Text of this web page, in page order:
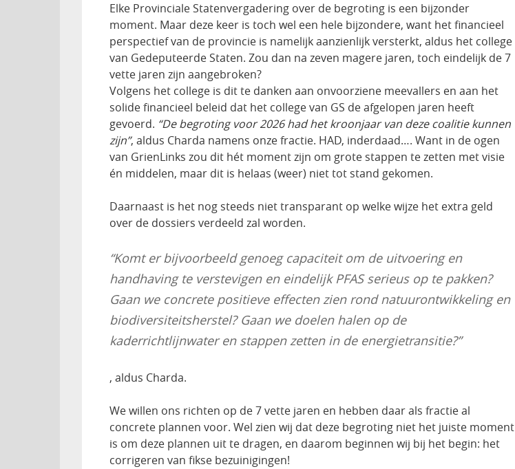
Elke Provinciale Statenvergadering over de begroting is een bijzonder
moment. Maar deze keer is toch wel een hele bijzondere, want het financieel
perspectief van de provincie is namelijk aanzienlijk versterkt, aldus het college
van Gedeputeerde Staten. Zou dan na zeven magere jaren, toch eindelijk de 7
vette jaren zijn aangebroken?
Volgens het college is dit te danken aan onvoorziene meevallers en aan het
solide financieel beleid dat het college van GS de afgelopen jaren heeft
gevoerd. “De begroting voor 2026 had het kroonjaar van deze coalitie kunnen
zijn”, aldus Charda namens onze fractie. HAD, inderdaad…. Want in de ogen
van GrienLinks zou dit hét moment zijn om grote stappen te zetten met visie
én middelen, maar dit is helaas (weer) niet tot stand gekomen.
Daarnaast is het nog steeds niet transparant op welke wijze het extra geld
over de dossiers verdeeld zal worden.
“Komt er bijvoorbeeld genoeg capaciteit om de uitvoering en
handhaving te verstevigen en eindelijk PFAS serieus op te pakken?
Gaan we concrete positieve effecten zien rond natuurontwikkeling en
biodiversiteitsherstel? Gaan we doelen halen op de
kaderrichtlijnwater en stappen zetten in de energietransitie?”
, aldus Charda.
We willen ons richten op de 7 vette jaren en hebben daar als fractie al
concrete plannen voor. Wel zien wij dat deze begroting niet het juiste moment
is om deze plannen uit te dragen, en daarom beginnen wij bij het begin: het
corrigeren van fikse bezuinigingen!